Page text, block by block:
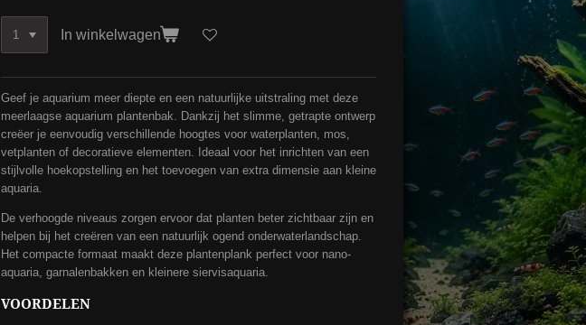
In winkelwagen
Geef je aquarium meer diepte en een natuurlijke uitstraling met deze
meerlaagse aquarium plantenbak. Dankzij het slimme, getrapte ontwerp
creëer je eenvoudig verschillende hoogtes voor waterplanten, mos,
vetplanten of decoratieve elementen. Ideaal voor het inrichten van een
stijlvolle hoekopstelling en het toevoegen van extra dimensie aan kleine
aquaria.
De verhoogde niveaus zorgen ervoor dat planten beter zichtbaar zijn en
helpen bij het creëren van een natuurlijk ogend onderwaterlandschap.
Het compacte formaat maakt deze plantenplank perfect voor nano-
aquaria, garnalenbakken en kleinere siervisaquaria.
VOORDELEN